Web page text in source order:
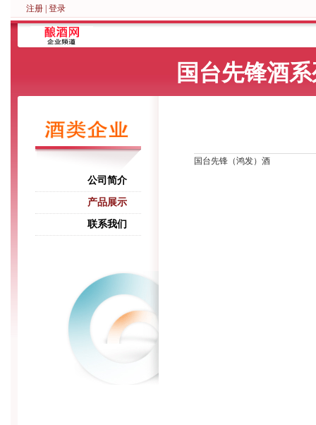
注册 登录
国台先锋酒
公司简介
产品展示
联系我们
国台先锋（鸿发）酒